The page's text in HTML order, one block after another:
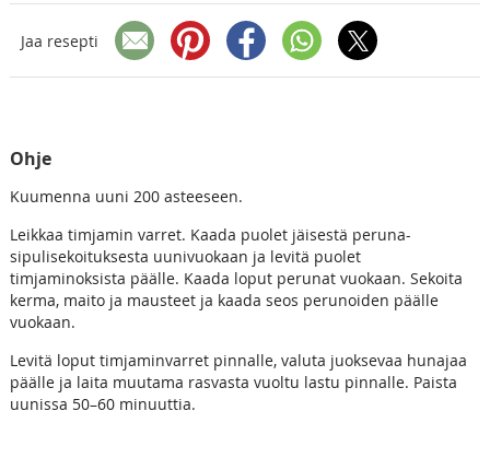
Jaa resepti
Ohje
Kuumenna uuni 200 asteeseen.
Leikkaa timjamin varret. Kaada puolet jäisestä peruna-
sipulisekoituksesta uunivuokaan ja levitä puolet
timjaminoksista päälle. Kaada loput perunat vuokaan. Sekoita
kerma, maito ja mausteet ja kaada seos perunoiden päälle
vuokaan.
Levitä loput timjaminvarret pinnalle, valuta juoksevaa hunajaa
päälle ja laita muutama rasvasta vuoltu lastu pinnalle. Paista
uunissa 50–60 minuuttia.